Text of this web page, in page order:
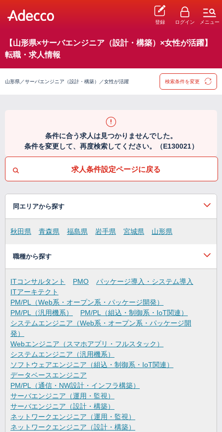
登録 ログイン メニュー
【山形県×サーバエンジニア（設計・構築）×女性が活躍】
転職・求人情報
山形県／サーバエンジニア（設計・構築）／女性が活躍 検索条件を変更
条件に合う求人は見つかりませんでした。
条件を変更して、再度検索してください。（E130021）
求人条件設定ページに戻る
同エリアから探す
秋田県 青森県 福島県 岩手県 宮城県 山形県
職種から探す
ITコンサルタント PMO
パッケージ導入・システム導入
ITアーキテクト
PM/PL（Web系・オープン系・パッケージ開発）
PM/PL（汎用機系）
PM/PL（組込・制御系・IoT関連）
システムエンジニア（Web系・オープン系・パッケージ開
発）
Webエンジニア（スマホアプリ・フルスタック）
システムエンジニア（汎用機系）
ソフトウェアエンジニア（組込・制御系・IoT関連）
データベースエンジニア
PM/PL（通信・NW設計・インフラ構築）
サーバエンジニア（運用・監視）
サーバエンジニア（設計・構築）
ネットワークエンジニア（運用・監視）
ネットワークエンジニア（設計・構築）